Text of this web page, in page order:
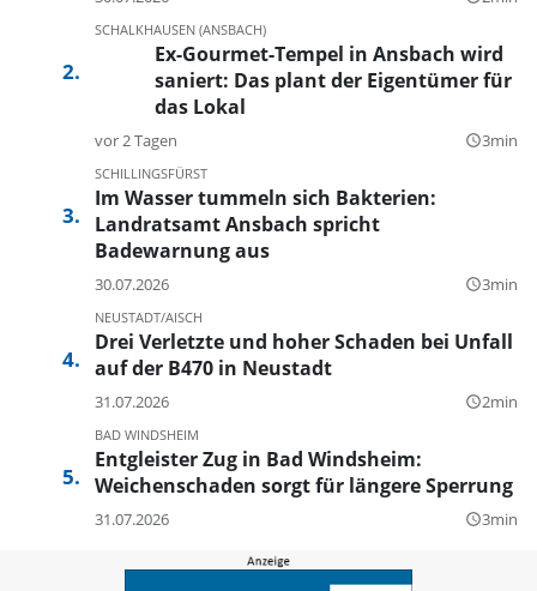
SCHALKHAUSEN (ANSBACH)
Ex-Gourmet-Tempel in Ansbach wird
saniert: Das plant der Eigentümer für
das Lokal
vor 2 Tagen query_builder3min
SCHILLINGSFÜRST
Im Wasser tummeln sich Bakterien:
Landratsamt Ansbach spricht
Badewarnung aus
30.07.2026 query_builder3min
NEUSTADT/AISCH
Drei Verletzte und hoher Schaden bei Unfall
auf der B470 in Neustadt
31.07.2026 query_builder2min
BAD WINDSHEIM
Entgleister Zug in Bad Windsheim:
Weichenschaden sorgt für längere Sperrung
31.07.2026 query_builder3min